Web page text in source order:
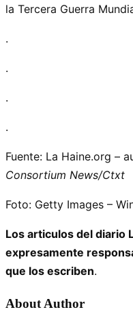
la Tercera Guerra
.
.
.
.
Fuente: La Haine.org –
Consortium News/Ctxt
Foto: Getty Images –
Los articulos del diario
expresamente
que los escriben.
About Author